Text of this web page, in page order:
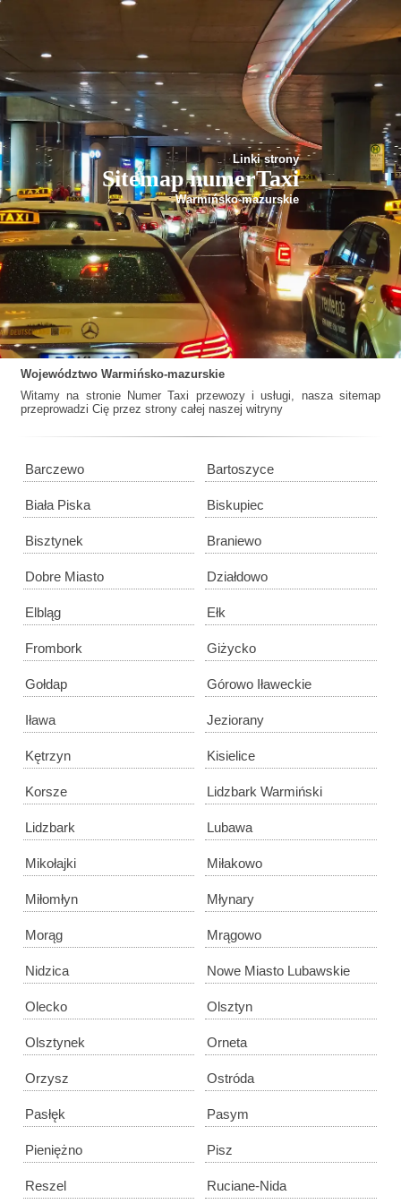
Linki strony
Sitemap numerTaxi
Warmińsko-mazurskie
Województwo Warmińsko-mazurskie
Witamy na stronie Numer Taxi przewozy i usługi, nasza sitemap
przeprowadzi Cię przez strony całej naszej witryny
Barczewo Bartoszyce
Biała Piska Biskupiec
Bisztynek Braniewo
Dobre Miasto Działdowo
Elbląg Ełk
Frombork Giżycko
Gołdap Górowo Iławeckie
Iława Jeziorany
Kętrzyn Kisielice
Korsze Lidzbark Warmiński
Lidzbark Lubawa
Mikołajki Miłakowo
Miłomłyn Młynary
Morąg Mrągowo
Nidzica Nowe Miasto Lubawskie
Olecko Olsztyn
Olsztynek Orneta
Orzysz Ostróda
Pasłęk Pasym
Pieniężno Pisz
Reszel Ruciane-Nida